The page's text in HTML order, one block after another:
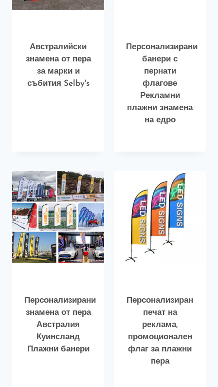
Австралийски
знамена от пера
за марки и
събития Selby's
Персонализирани
банери с
пернати
флагове
Рекламни
плажни знамена
на едро
Персонализирани
знамена от пера
Австралия
Куинсланд
Плажни банери
Персонализиран
печат на
реклама,
промоционален
флаг за плажни
пера